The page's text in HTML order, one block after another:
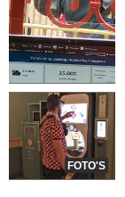
FOTO'S